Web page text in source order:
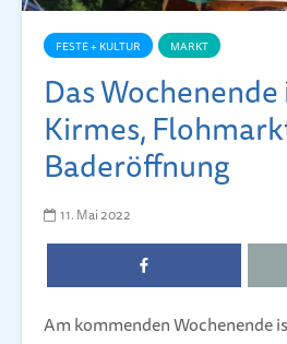
FESTE + KULTUR MARKT
Das Wochenende
Kirmes,
Baderöffnung
11. Mai 2022
Am kommenden Wochenende